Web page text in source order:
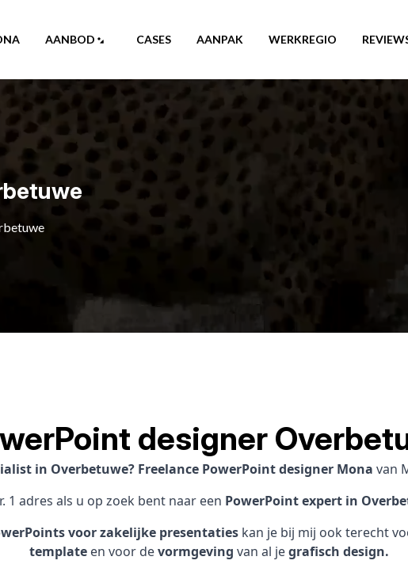
AANBOD CASES AANPAK WERKREGIO
designer
in Overbetuwe? Freelance PowerPoint designer Mona van
1 adres als u op zoek bent naar een PowerPoint expert in
voor zakelijke presentaties kan je bij mij ook terecht
template en voor devormgeving van al jegrafisch design.